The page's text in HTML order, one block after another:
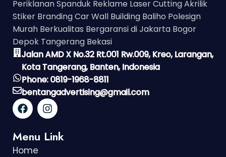
Periklanan Spanduk Reklame Laser Cutting Akrilik
Stiker Branding Car Wall Building Baliho Polesign
Murah Berkualitas Bergaransi di Jakarta Bogor
Depok Tangerang Bekasi
Jalan AMD X No.32 Rt.001 Rw.009, Kreo, Larangan,
Kota Tangerang, Banten, Indonesia
Phone: 0819-1968-8811
bentangadvertising@gmail.com
Menu Link
Home